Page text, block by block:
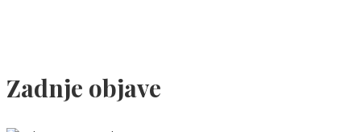
Zadnje objave